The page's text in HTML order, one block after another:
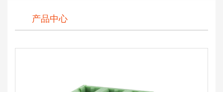
产品中心